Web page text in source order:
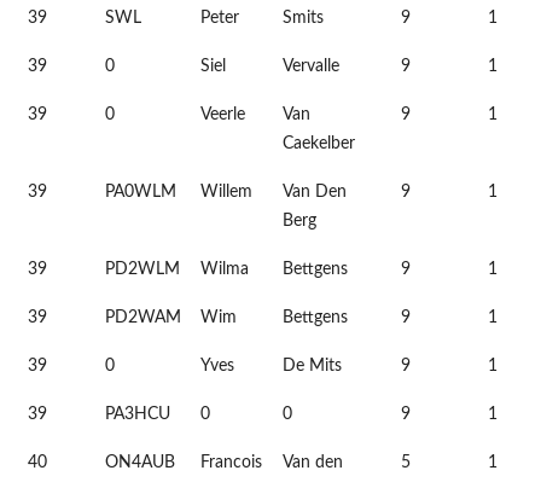
39 SWL Peter Smits 9 1
39 0 Siel Vervalle 9 1
39 0 Veerle
Van
Caekelber
9 1
39 PA0WLM Willem
Van Den
Berg
9 1
39 PD2WLM Wilma Bettgens 9 1
39 PD2WAM Wim Bettgens 9 1
39 0 Yves De Mits 9 1
39 PA3HCU 0 0 9 1
40 ON4AUB Francois
Van den
5 1